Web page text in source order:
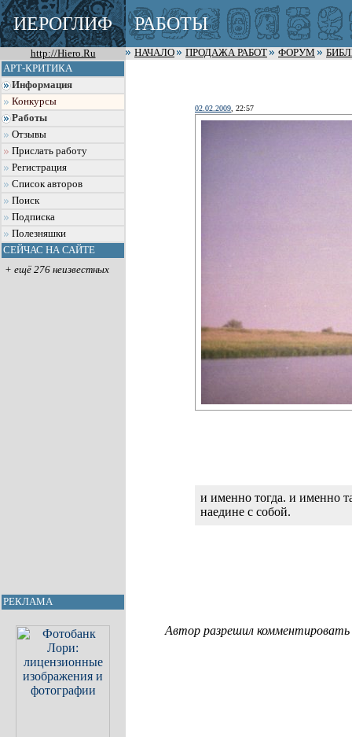
ИЕРОГЛИФ РАБОТЫ
http://Hiero.Ru НАЧАЛО ПРОДАЖА РАБОТ ФОРУМ
АРТ-КРИТИКА
Информация
Конкурсы
Работы
Отзывы
Прислать работу
Регистрация
Список авторов
Поиск
Подписка
Полезняшки
СЕЙЧАС НА САЙТЕ
+ ещё 276 неизвестных
РЕКЛАМА
02.02.2009 , 22:57
и именно тогда. и именно
наедине с собой.
Автор разрешил